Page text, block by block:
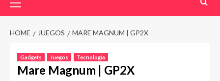
Menu
HOME JUEGOS MARE MAGNUM | GP2X
Gadgets Juegos Tecnología
Mare Magnum | GP2X